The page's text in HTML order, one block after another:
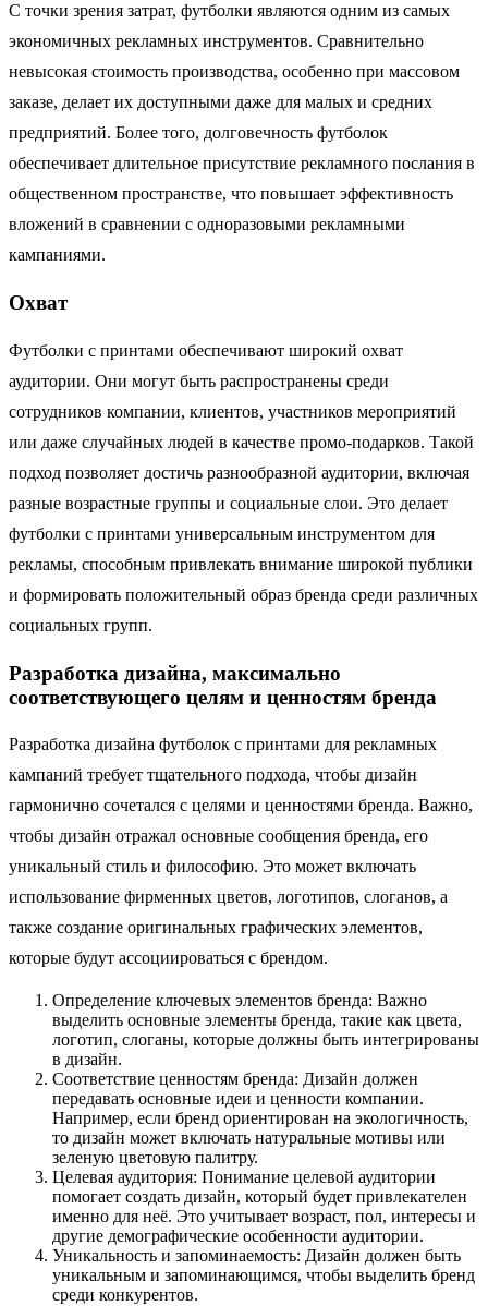
С точки зрения затрат, футболки являются одним из самых
экономичных рекламных инструментов. Сравнительно
невысокая стоимость производства, особенно при массовом
заказе, делает их доступными даже для малых и средних
предприятий. Более того, долговечность футболок
обеспечивает длительное присутствие рекламного послания в
общественном пространстве, что повышает эффективность
вложений в сравнении с одноразовыми рекламными
кампаниями.
Охват
Футболки с принтами обеспечивают широкий охват
аудитории. Они могут быть распространены среди
сотрудников компании, клиентов, участников мероприятий
или даже случайных людей в качестве промо-подарков. Такой
подход позволяет достичь разнообразной аудитории, включая
разные возрастные группы и социальные слои. Это делает
футболки с принтами универсальным инструментом для
рекламы, способным привлекать внимание широкой публики
и формировать положительный образ бренда среди различных
социальных групп.
Разработка дизайна, максимально
соответствующего целям и ценностям бренда
Разработка дизайна футболок с принтами для рекламных
кампаний требует тщательного подхода, чтобы дизайн
гармонично сочетался с целями и ценностями бренда. Важно,
чтобы дизайн отражал основные сообщения бренда, его
уникальный стиль и философию. Это может включать
использование фирменных цветов, логотипов, слоганов, а
также создание оригинальных графических элементов,
которые будут ассоциироваться с брендом.
Определение ключевых элементов бренда: Важно
выделить основные элементы бренда, такие как цвета,
логотип, слоганы, которые должны быть интегрированы
в дизайн.
Соответствие ценностям бренда: Дизайн должен
передавать основные идеи и ценности компании.
Например, если бренд ориентирован на экологичность,
то дизайн может включать натуральные мотивы или
зеленую цветовую палитру.
Целевая аудитория: Понимание целевой аудитории
помогает создать дизайн, который будет привлекателен
именно для неё. Это учитывает возраст, пол, интересы и
другие демографические особенности аудитории.
Уникальность и запоминаемость: Дизайн должен быть
уникальным и запоминающимся, чтобы выделить бренд
среди конкурентов.